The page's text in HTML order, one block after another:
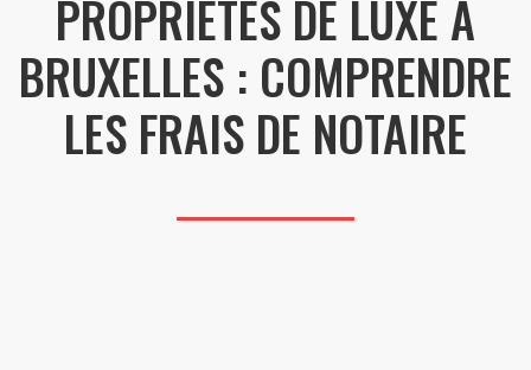
PROPRIÉTÉS DE LUXE À
BRUXELLES : COMPRENDRE
LES FRAIS DE NOTAIRE